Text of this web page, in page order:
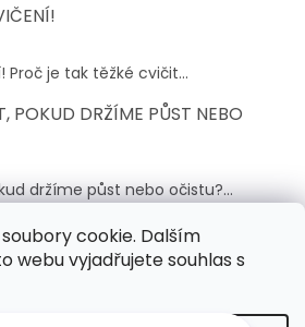
cookie. Dalším
webu vyjadřujete souhlas s
je tak těžké cvičit...
POKUD DRŽÍME PŮST NEBO
držíme půst nebo očistu?...